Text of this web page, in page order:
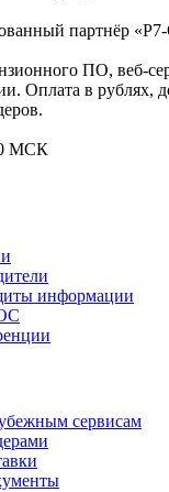
партнёр
ПО, веб-
Оплата в рублях,
МСК
информации
сервисам